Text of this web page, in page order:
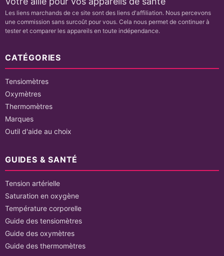
Les liens marchands de ce site sont des liens d'affiliation. Nous percevons
une commission sans surcoût pour vous. Cela nous permet de continuer à
tester et comparer les appareils en toute indépendance.
CATÉGORIES
Tensiomètres
Oxymètres
Thermomètres
Marques
Outil d'aide au choix
GUIDES & SANTÉ
Tension artérielle
Saturation en oxygène
Température corporelle
Guide des tensiomètres
Guide des oxymètres
Guide des thermomètres